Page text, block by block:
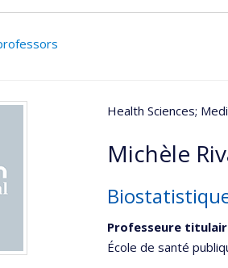
Health Sciences;
Michèle
Professeure
École de santé